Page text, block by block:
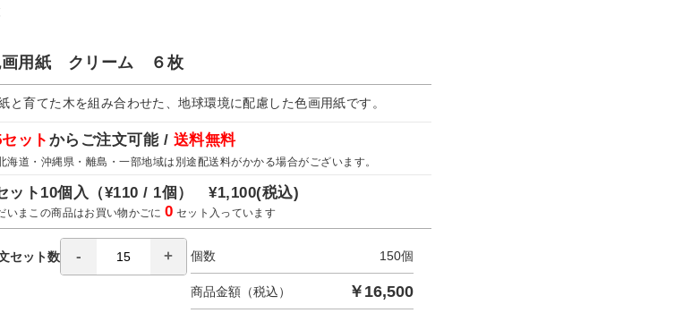
画用紙 クリーム ６枚
と育てた木を組み合わせた、地球環境に配慮した色画用紙です。
ット からご注文可能 / 送料無料
海道・沖縄県・離島・一部地域は別途配送料がかかる場合がございます。
ット10個入（¥110 / 1個）¥1,100(税込)
いまこの商品はお買い物かごに0 セット入っています
セット数 個数 150個
商品金額（税込） ￥ 16,500